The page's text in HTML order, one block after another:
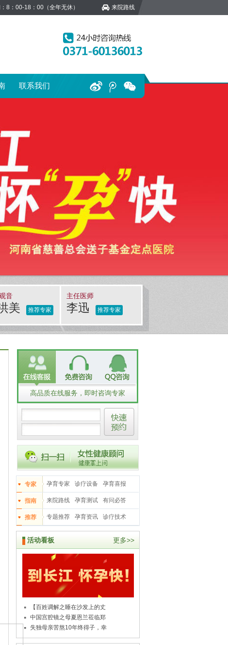
8：00-18：00（全年无休） 来院路线
联系我们
音
美 推荐专家
主任医师
李迅 推荐专家
高品质在线服务，即时咨询专家
专家 孕育专家 诊疗设备 孕育喜报
指南 来院路线 孕育测试 有问必答
推荐 专题推荐 孕育资讯 诊疗技术
更多>>
活动看板
【百姓调解之睡在沙发上的丈
中国宫腔镜之母夏恩兰莅临郑
失独母亲苦熬10年终得子，幸